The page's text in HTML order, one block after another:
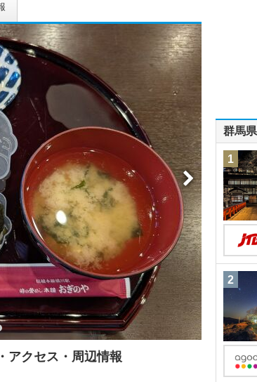
アクセス・周辺情報
群馬
1
2